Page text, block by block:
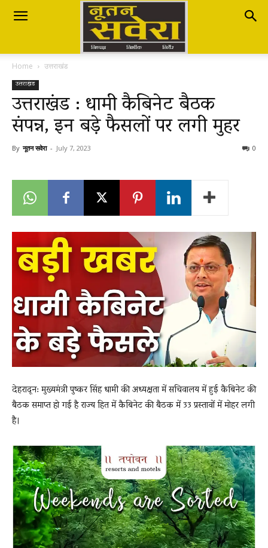
Nutan
Savera
नूतन
Breaking
News
Home उत्तराखंड
उत्तराखंड
उत्तराखंड : धामी कैबिनेट बैठक
संपन्न, इन बड़े फैसलों पर लगी मुहर
By नूतन सवेरा - July 7, 2023 0
देहरादून: मुख्यमंत्री पुष्कर सिंह धामी की अध्यक्षता में सचिवालय में हुई कैबिनेट की
बैठक समाप्त हो गई है राज्य हित में कैबिनेट की बैठक में 33 प्रस्तावों में मोहर लगी
है।